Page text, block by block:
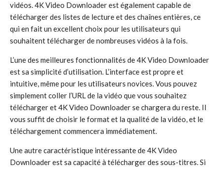
vidéos. 4K Video Downloader est également capable de
télécharger des listes de lecture et des chaînes entières, ce
qui en fait un excellent choix pour les utilisateurs qui
souhaitent télécharger de nombreuses vidéos à la fois.
L’une des meilleures fonctionnalités de 4K Video Downloader
est sa simplicité d’utilisation. L’interface est propre et
intuitive, même pour les utilisateurs novices. Vous pouvez
simplement coller l’URL de la vidéo que vous souhaitez
télécharger et 4K Video Downloader se chargera du reste. Il
vous suffit de choisir le format et la qualité de la vidéo, et le
téléchargement commencera immédiatement.
Une autre caractéristique intéressante de 4K Video
Downloader est sa capacité à télécharger des sous-titres. Si